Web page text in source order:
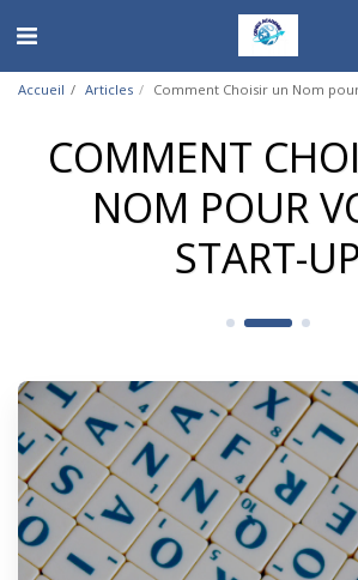
Accueil Articles Comment Choisir un Nom
COMMENT
NOM POUR
START-UP